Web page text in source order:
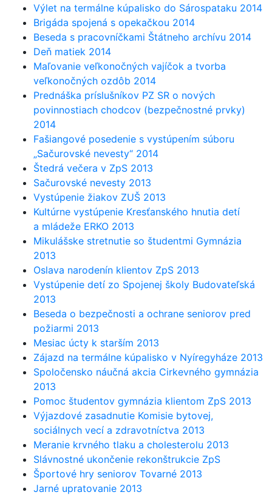
Výlet na termálne kúpalisko do Sárospataku 2014
Brigáda spojená s opekačkou 2014
Beseda s pracovníčkami Štátneho archívu 2014
Deň matiek 2014
Maľovanie veľkonočných vajíčok a tvorba
veľkonočných ozdôb 2014
Prednáška príslušníkov PZ SR o nových
povinnostiach chodcov (bezpečnostné prvky)
2014
Fašiangové posedenie s vystúpením súboru
„Sačurovské nevesty“ 2014
Štedrá večera v ZpS 2013
Sačurovské nevesty 2013
Vystúpenie žiakov ZUŠ 2013
Kultúrne vystúpenie Kresťanského hnutia detí
a mládeže ERKO 2013
Mikulášske stretnutie so študentmi Gymnázia
2013
Oslava narodenín klientov ZpS 2013
Vystúpenie detí zo Spojenej školy Budovateľská
2013
Beseda o bezpečnosti a ochrane seniorov pred
požiarmi 2013
Mesiac úcty k starším 2013
Zájazd na termálne kúpalisko v Nyíregyháze 2013
Spoločensko náučná akcia Cirkevného gymnázia
2013
Pomoc študentov gymnázia klientom ZpS 2013
Výjazdové zasadnutie Komisie bytovej,
sociálnych vecí a zdravotníctva 2013
Meranie krvného tlaku a cholesterolu 2013
Slávnostné ukončenie rekonštrukcie ZpS
Športové hry seniorov Tovarné 2013
Jarné upratovanie 2013